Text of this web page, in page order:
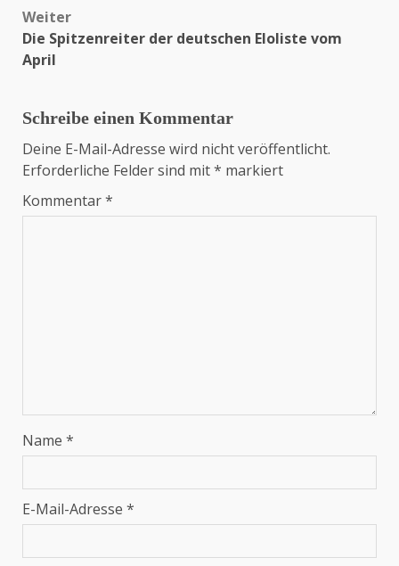
Weiter
Die Spitzenreiter der deutschen Eloliste vom
April
Schreibe einen Kommentar
Deine E-Mail-Adresse wird nicht veröffentlicht.
Erforderliche Felder sind mit* markiert
Kommentar*
Name *
E-Mail-Adresse *